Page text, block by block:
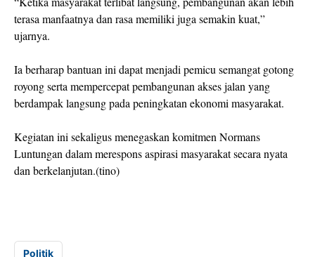
terasa manfaatnya dan rasa memiliki juga semakin kuat,”
ujarnya.
Ia berharap bantuan ini dapat menjadi pemicu semangat gotong
royong serta mempercepat pembangunan akses jalan yang
berdampak langsung pada peningkatan ekonomi masyarakat.
Kegiatan ini sekaligus menegaskan komitmen Normans
Luntungan dalam merespons aspirasi masyarakat secara nyata
dan berkelanjutan.(tino)
Politik